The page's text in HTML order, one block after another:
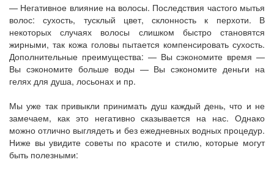
— Негативное влияние на волосы. Последствия частого мытья
волос: сухость, тусклый цвет, склонность к перхоти. В
некоторых случаях волосы слишком быстро становятся
жирными, так кожа головы пытается компенсировать сухость.
Дополнительные преимущества: — Вы сэкономите время —
Вы сэкономите больше воды — Вы сэкономите деньги на
гелях для душа, лосьонах и пр.
Мы уже так привыкли принимать душ каждый день, что и не
замечаем, как это негативно сказывается на нас. Однако
можно отлично выглядеть и без ежедневных водных процедур.
Ниже вы увидите советы по красоте и стилю, которые могут
быть полезными: